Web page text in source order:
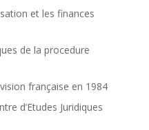
et les finances
de la procedure
française en 1984
d’Etudes Juridiques